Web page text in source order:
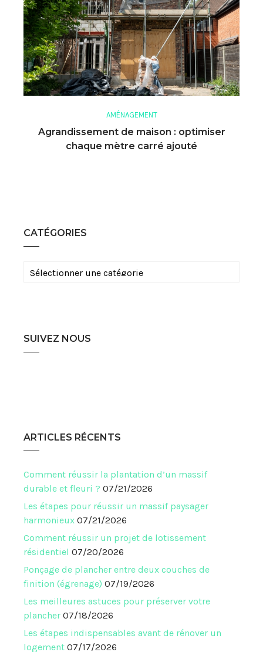
AMÉNAGEMENT
Agrandissement de maison : optimiser
chaque mètre carré ajouté
CATÉGORIES
Catégories
SUIVEZ NOUS
ARTICLES RÉCENTS
Comment réussir la plantation d’un massif
durable et fleuri ? 07/21/2026
Les étapes pour réussir un massif paysager
harmonieux 07/21/2026
Comment réussir un projet de lotissement
résidentiel 07/20/2026
Ponçage de plancher entre deux couches de
finition (égrenage) 07/19/2026
Les meilleures astuces pour préserver votre
plancher 07/18/2026
Les étapes indispensables avant de rénover un
logement 07/17/2026